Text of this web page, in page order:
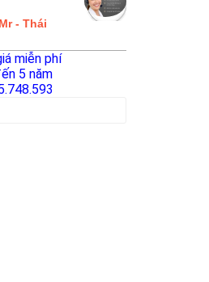
Mr - Thái
miễn phí
5 năm